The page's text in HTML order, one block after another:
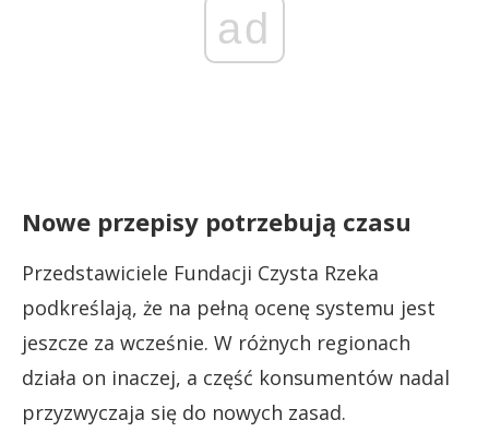
ad
Nowe przepisy potrzebują czasu
Przedstawiciele Fundacji Czysta Rzeka
podkreślają, że na pełną ocenę systemu jest
jeszcze za wcześnie. W różnych regionach
działa on inaczej, a część konsumentów nadal
przyzwyczaja się do nowych zasad.